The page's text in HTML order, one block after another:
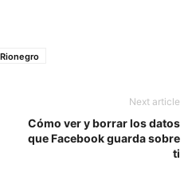
Rionegro
Next article
Cómo ver y borrar los datos
que Facebook guarda sobre
ti